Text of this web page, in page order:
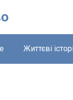
Життєві